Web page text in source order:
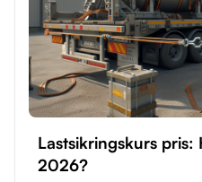
Lastsikringskurs pris:
2026?